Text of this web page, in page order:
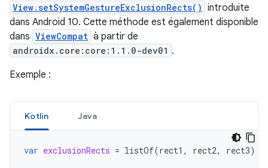
View.setSystemGestureExclusionRects() introduite
dans Android 10. Cette méthode est également disponible
dans ViewCompat à partir de
androidx.core:core:1.1.0-dev01 .
Exemple :
Kotlin Java
var exclusionRects = listOf(rect1 , rect2, rect3)